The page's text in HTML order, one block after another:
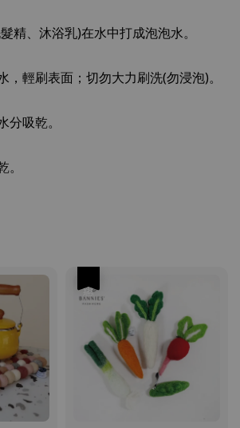
精、沐浴乳)在水中打成泡泡水。
，輕刷表面；切勿大力刷洗(勿浸泡)。
吸乾。